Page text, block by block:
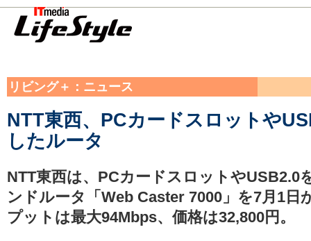
リビング＋：ニュース
NTT東西、PCカードスロットや
したルータ
NTT東西は、PCカードスロットやUSB2.0
ンドルータ「Web Caster 7000」を7月1日
プットは最大94Mbps、価格は32,800円。